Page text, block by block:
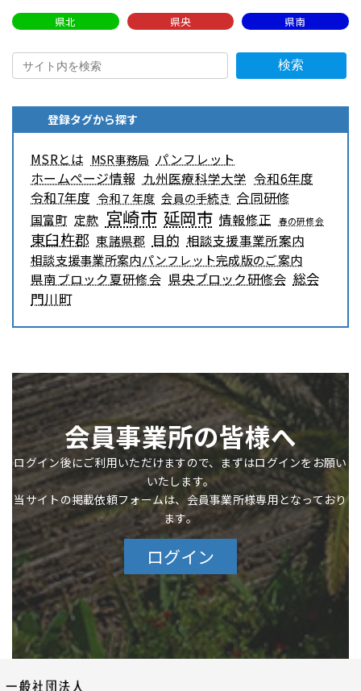
県北 県央 県南
検索
登録タグから探す
MSRとは MSR事務局 パンフレット
ホームページ情報 九州医療科学大学 令和6年度
令和7年度 令和７年度 会員の手続き 合同研修
国富町 定款 宮崎市 延岡市 情報修正 春の研修会
東臼杵郡 東諸県郡 目的 相談支援事業所案内
相談支援事業所案内パンフレット完成版のご案内
県南ブロック夏研修会 県央ブロック研修会 総会
門川町
会員事業所の皆様へ
ログイン後にご利用いただけますので、まずはログインをお願い
いたします。
当サイトの掲載依頼フォームは、会員事業所様専用となっており
ます。
ログイン